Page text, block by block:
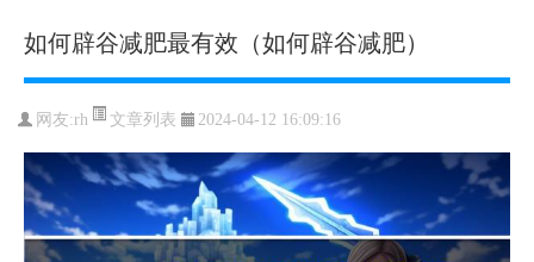
如何辟谷减肥最有效（如何辟谷减肥）
网友:rh 文章列表 2024-04-12 16:09:16